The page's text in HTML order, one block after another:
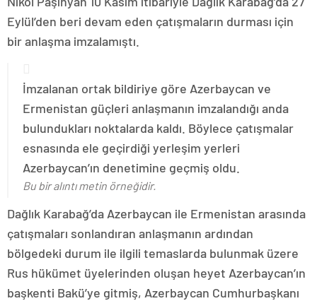
Eylül’den beri devam eden çatışmaların durması için
bir anlaşma imzalamıştı.
İmzalanan ortak bildiriye göre Azerbaycan ve
Ermenistan güçleri anlaşmanın imzalandığı anda
bulundukları noktalarda kaldı. Böylece çatışmalar
esnasında ele geçirdiği yerleşim yerleri
Azerbaycan’ın denetimine geçmiş oldu.
Bu bir alıntı metin örneğidir.
Dağlık Karabağ’da Azerbaycan ile Ermenistan arasında
çatışmaları sonlandıran anlaşmanın ardından
bölgedeki durum ile ilgili temaslarda bulunmak üzere
Rus hükümet üyelerinden oluşan heyet Azerbaycan’ın
başkenti Bakü’ye gitmiş, Azerbaycan Cumhurbaşkanı